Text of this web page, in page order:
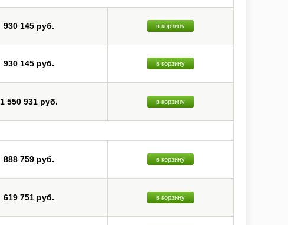
930 145 руб. в корзину
930 145 руб. в корзину
1 550 931 руб. в корзину
888 759 руб. в корзину
619 751 руб. в корзину